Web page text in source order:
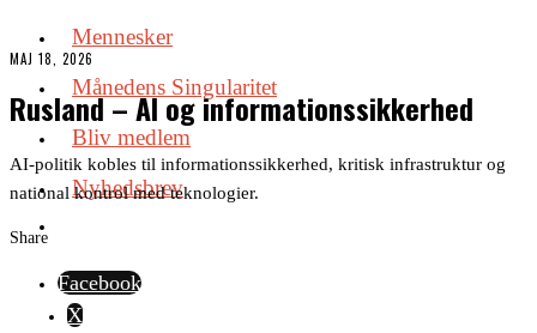
Mennesker
Månedens Singularitet
Bliv medlem
Nyhedsbrev
MAJ 18, 2026
Rusland – AI og informationssikkerhed
AI-politik kobles til informationssikkerhed, kritisk infrastruktur og
national kontrol med teknologier.
Share
Facebook
X